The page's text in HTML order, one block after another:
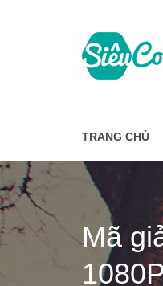
TRANG CHỦ
Mã